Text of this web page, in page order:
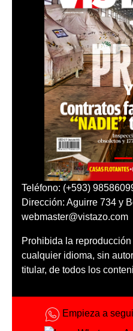
Teléfono: (+593)
Dirección: Aguirre 734 y
webmaster@vistazo.com
Prohibida la
cualquier idioma, sin
titular, de todos los
Empieza a